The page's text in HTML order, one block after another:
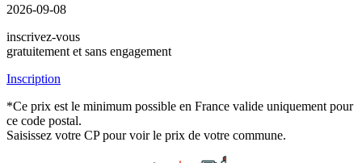
2026-09-08
inscrivez-vous
gratuitement et sans engagement
Inscription
*Ce prix est le minimum possible en France valide uniquement pour
ce code postal.
Saisissez votre CP pour voir le prix de votre commune.